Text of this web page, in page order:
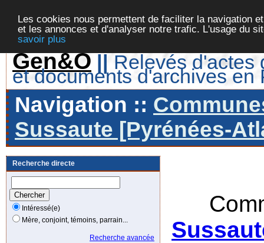
Les cookies nous permettent de faciliter la navigation
et les annonces et d'analyser notre trafic. L'usage du
savoir plus
Gen&O || Relevés d'actes
et documents d'archives en
Navigation ::
Sussaute [Pyrénées-
Recherche directe
Intéressé(e)
Mère, conjoint, témoins, parrain...
Recherche avancée